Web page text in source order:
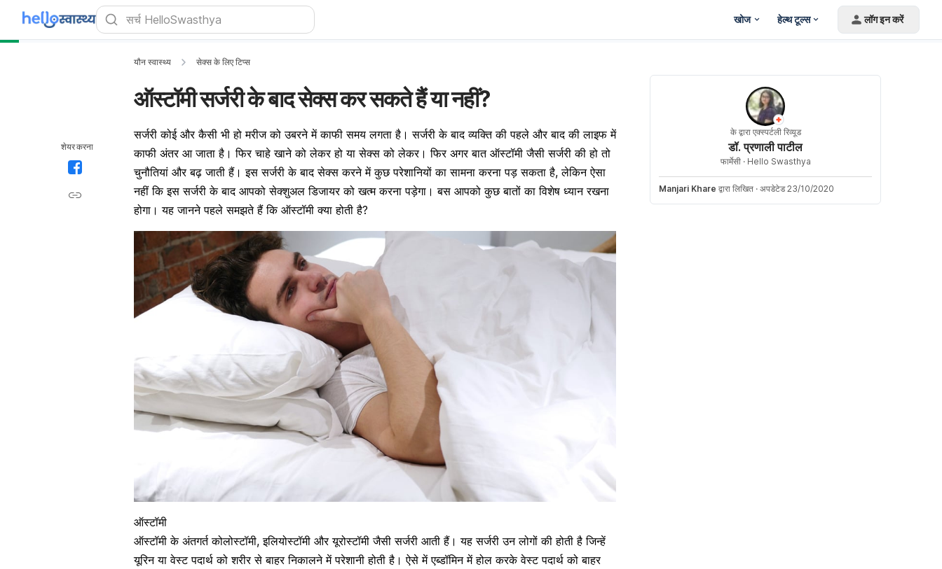
खोज हेल्थ टूल्स लॉग इन करें
शेयर करना
यौन स्वास्थ्य सेक्स के लिए टिप्स
ऑस्टॉमी सर्जरी के बाद सेक्स कर सकते हैं या नहीं?
सर्जरी कोई और कैसी भी हो मरीज को उबरने में काफी समय लगता है। सर्जरी के बाद व्यक्ति की पहले और बाद की लाइफ में
काफी अंतर आ जाता है। फिर चाहे खाने को लेकर हो यासेक्स को लेकर। फिर अगर बात ऑस्टॉमी जैसी सर्जरी की हो तो
चुनौतियां और बढ़ जाती हैं। इस सर्जरी के बाद सेक्स करने में कुछ परेशानियों का सामना करना पड़ सकता है, लेकिन ऐसा
नहीं कि इस सर्जरी के बाद आपको सेक्शुअल डिजायर को खत्म करना पड़ेगा। बस आपको कुछ बातों का विशेष ध्यान रखना
होगा। यह जानने पहलेसमझते हैं कि ऑस्टॉमी क्या होती है?
ऑस्टॉमी
ऑस्टॉमी के अंतगर्त कोलोस्टॉमी, इलियोस्टॉमी और यूरोस्टॉमी जैसी सर्जरी आती हैं। यह सर्जरी उन लोगों की होती है जिन्हें
यूरिन या वेस्ट पदार्थ को शरीर से बाहर निकालने में परेशानी होती है। ऐसे में एब्डॉमिन में होल करके वेस्ट पदार्थ को बाहर
के द्वारा एक्स्पर्टली रिव्यूड
डॉ. प्रणाली पाटील
फार्मेसी · Hello Swasthya
Manjari Khare द्वारा लिखित · अपडेटेड 23/10/2020